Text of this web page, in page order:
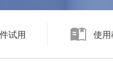
数字化
面向大
试用 使